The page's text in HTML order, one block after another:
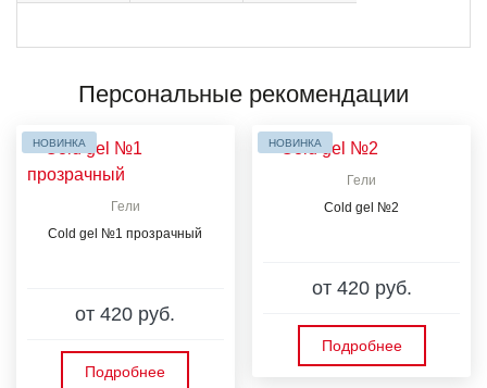
Персональные рекомендации
НОВИНКА
Гели
Cold gel №1 прозрачный
от 420 руб.
Подробнее
НОВИНКА
Гели
Cold gel №2
от 420 руб.
Подробнее